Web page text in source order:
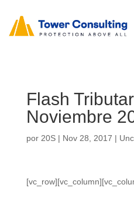
Flash
Noviembre
por 20S| Nov 28, 2017 |